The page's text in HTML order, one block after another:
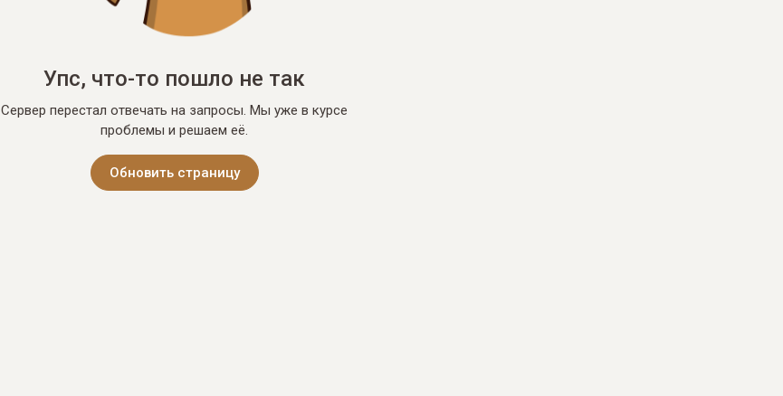
Упс, что-то пошло не так
Сервер перестал отвечать на запросы. Мы уже в курсе
проблемы и решаем её.
Обновить страницу